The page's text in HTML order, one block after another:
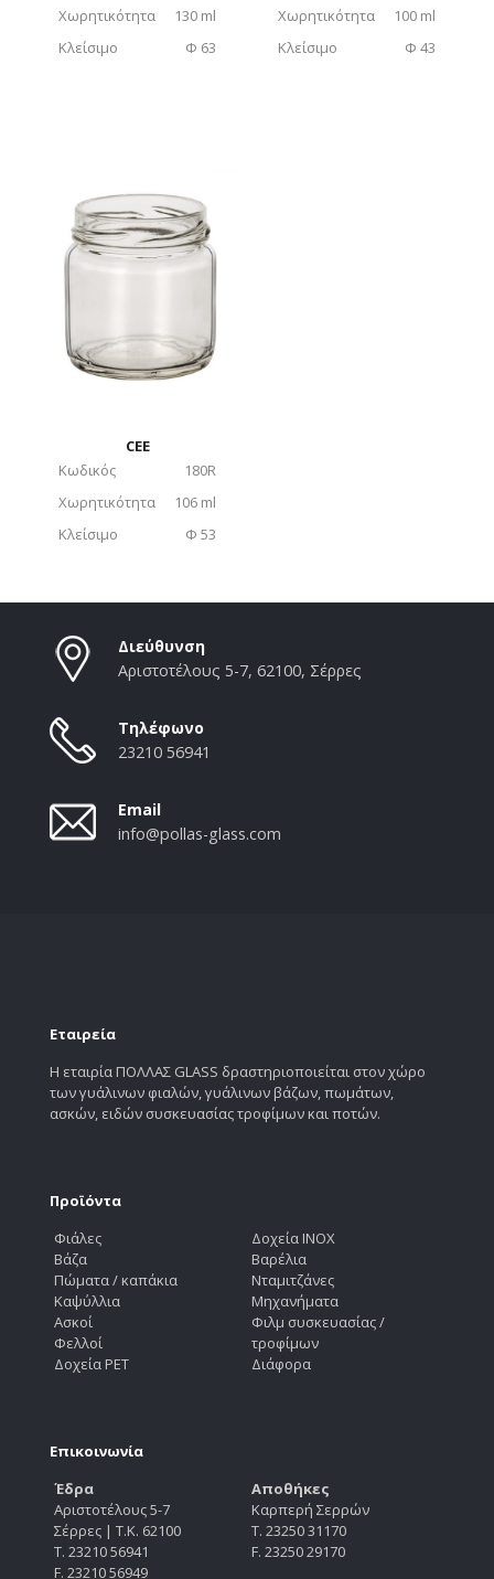
Χωρητικότητα
130 ml
Κλείσιμο
Φ 63
Χωρητικότητα
100 ml
Κλείσιμο
Φ 43
CEE
Κωδικός
180R
Χωρητικότητα
106 ml
Κλείσιμο
Φ 53
Διεύθυνση
Αριστοτέλους 5-7, 62100, Σέρρες
Τηλέφωνο
23210 56941
Email
info@pollas-glass.com
Εταιρεία
Η εταιρία ΠΟΛΛΑΣ GLASS δραστηριοποιείται στον χώρο
των γυάλινων φιαλών, γυάλινων βάζων, πωμάτων,
ασκών, ειδών συσκευασίας τροφίμων και ποτών.
Προϊόντα
Φιάλες
Βάζα
Πώματα / καπάκια
Καψύλλια
Ασκοί
Φελλοί
Δοχεία PET
Δοχεία INOX
Βαρέλια
Νταμιτζάνες
Μηχανήματα
Φιλμ συσκευασίας /
τροφίμων
Διάφορα
Επικοινωνία
Έδρα
Αριστοτέλους 5-7
Σέρρες | Τ.Κ. 62100
Τ. 23210 56941
F. 23210 56949
Αποθήκες
Καρπερή Σερρών
Τ. 23250 31170
F. 23250 29170